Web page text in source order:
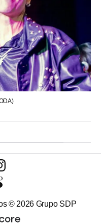
© 2026 Grupo SDP